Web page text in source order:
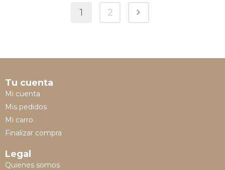
1 2
Tu cuenta
Mi cuenta
Mis pedidos
Mi carro
Finalizar compra
Legal
Quienes somos